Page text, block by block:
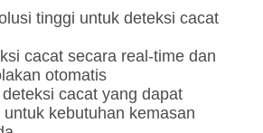
tinggi untuk deteksi cacat
cacat secara real-time dan
otomatis
cacat yang dapat
kebutuhan kemasan